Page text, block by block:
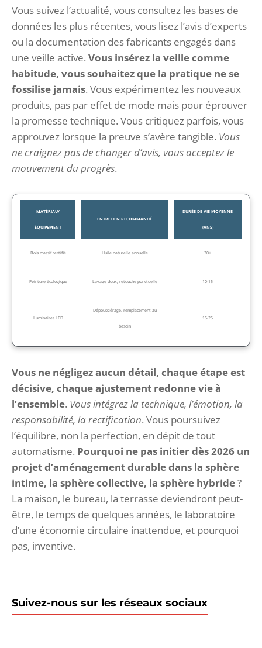
Vous suivez l’actualité, vous consultez les bases de
données les plus récentes, vous lisez l’avis d’experts
ou la documentation des fabricants engagés dans
une veille active. Vous insérez la veille comme
habitude, vous souhaitez que la pratique ne se
fossilise jamais. Vous expérimentez les nouveaux
produits, pas par effet de mode mais pour éprouver
la promesse technique. Vous critiquez parfois, vous
approuvez lorsque la preuve s’avère tangible. Vous
ne craignez pas de changer d’avis, vous acceptez le
mouvement du progrès.
MATÉRIAU/
ÉQUIPEMENT
ENTRETIEN RECOMMANDÉ
DURÉE DE VIE MOYENNE
(ANS)
Bois massif certifié Huile naturelle annuelle 30+
Peinture écologique Lavage doux, retouche ponctuelle 10-15
Luminaires LED
Dépoussiérage, remplacement au
besoin
15-25
Vous ne négligez aucun détail, chaque étape est
décisive, chaque ajustement redonne vie à
l’ensemble. Vous intégrez la technique, l’émotion, la
responsabilité, la rectification. Vous poursuivez
l’équilibre, non la perfection, en dépit de tout
automatisme. Pourquoi ne pas initier dès 2026 un
projet d’aménagement durable dans la sphère
intime, la sphère collective, la sphère hybride?
La maison, le bureau, la terrasse deviendront peut-
être, le temps de quelques années, le laboratoire
d’une économie circulaire inattendue, et pourquoi
pas, inventive.
Suivez-nous sur les réseaux sociaux